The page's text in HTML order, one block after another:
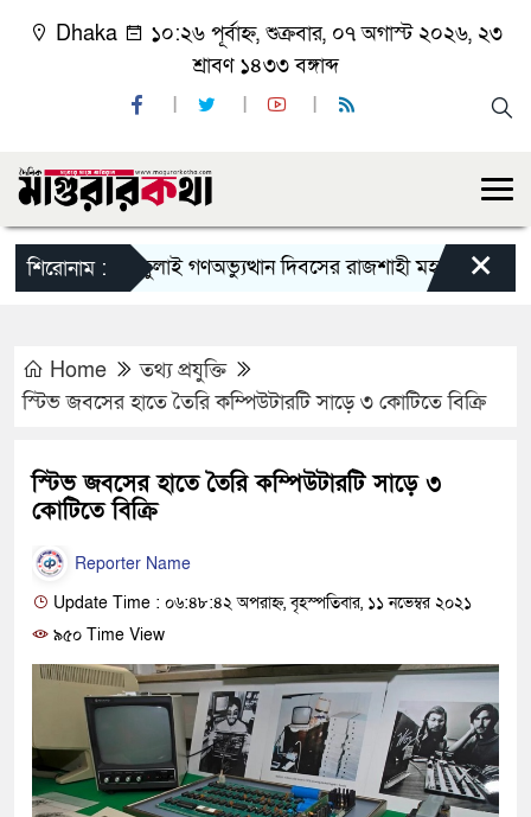
Dhaka
১০:২৬ পূর্বাহ্ন, শুক্রবার, ০৭ অগাস্ট ২০২৬, ২৩
শ্রাবণ ১৪৩৩ বঙ্গাব্দ
শিরোনাম :জুলাই গণঅভ্যুত্থান দিবসের রাজশাহী মহানগর বিএনপির
×
Home
তথ্য প্রযুক্তি
স্টিভ জবসের হাতে তৈরি কম্পিউটারটি সাড়ে ৩ কোটিতে বিক্রি
স্টিভ জবসের হাতে তৈরি কম্পিউটারটি সাড়ে ৩
কোটিতে বিক্রি
Reporter Name
Update Time : ০৬:৪৮:৪২ অপরাহ্ন, বৃহস্পতিবার, ১১ নভেম্বর ২০২১
৯৫০ Time View